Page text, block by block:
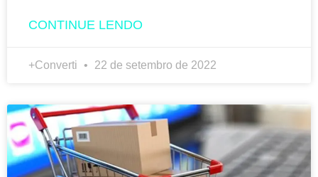
CONTINUE LENDO
+Converti 22 de setembro de 2022